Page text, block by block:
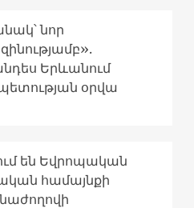
նոր
Երևանում
օրվա
են Եվրոպական
համայնքի